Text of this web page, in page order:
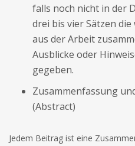
falls noch nicht in der
drei bis vier Sätzen
aus der Arbeit
Ausblicke oder
gegeben.
Zusammenfassung
(Abstract)
Jedem Beitrag ist eine